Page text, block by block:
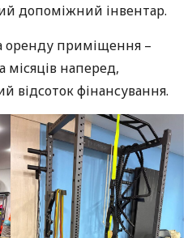
допоміжний інвентар.
оренду приміщення –
місяців наперед,
відсоток фінансування.